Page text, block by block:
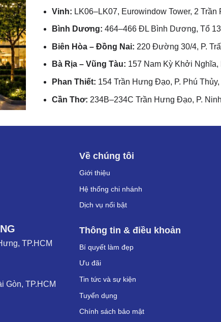
Vinh: LK06–LK07, Eurowindow Tower, 2
Bình Dương: 464–466 ĐL Bình Dương, Tổ
Biên Hòa – Đồng Nai: 220 Đường 30/4, P.
Bà Rịa – Vũng Tàu: 157 Nam Kỳ Khởi Nghĩa,
Phan Thiết: 154 Trần Hưng Đạo, P. Phú
Cần Thơ: 234B–234C Trần Hưng Đạo, P.
TP.HCM
Gòn, TP.HCM
Về chúng tôi
Giới thiệu
Hệ thống chi nhánh
Dịch vụ nổi bật
Thông tin & điều khoản
Bí quyết làm đẹp
Ưu đãi
Tin tức và sự kiện
Tuyển dụng
Chính sách bảo mật